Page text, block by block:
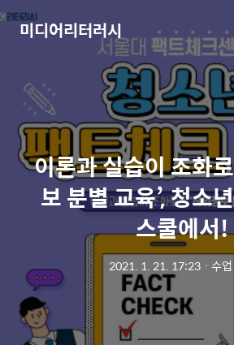
미디어리터러시
이론과 실습이 조화
보 분별 교육’, 청소
스쿨에서!
2021. 1. 21. 17:23ㆍ 수